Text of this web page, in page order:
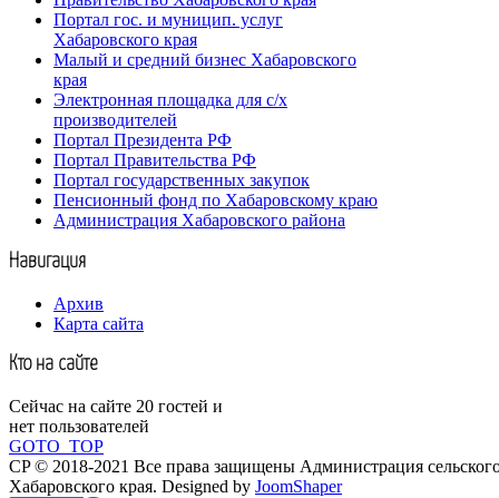
Портал гос. и муницип. услуг
Хабаровского края
Малый и средний бизнес Хабаровского
края
Электронная площадка для с/х
производителей
Портал Президента РФ
Портал Правительства РФ
Портал государственных закупок
Пенсионный фонд по Хабаровскому краю
Администрация Хабаровского района
Навигация
Архив
Карта сайта
Кто на сайте
Сейчас на сайте 20 гостей и
нет пользователей
GOTO_TOP
CP © 2018-2021 Все права защищены Администрация
Хабаровского края. Designed by JoomShaper